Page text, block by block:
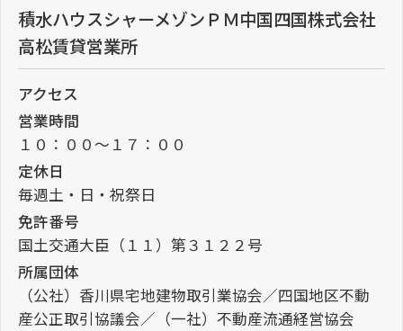
積水ハウスシャーメゾンＰＭ中国四国株式会社
高松賃貸営業所
アクセス
営業時間
１０：００～１７：００
定休日
毎週土・日・祝祭日
免許番号
国土交通大臣（１１）第３１２２号
所属団体
（公社）香川県宅地建物取引業協会／四国地区不動
産公正取引協議会／（一社）不動産流通経営協会